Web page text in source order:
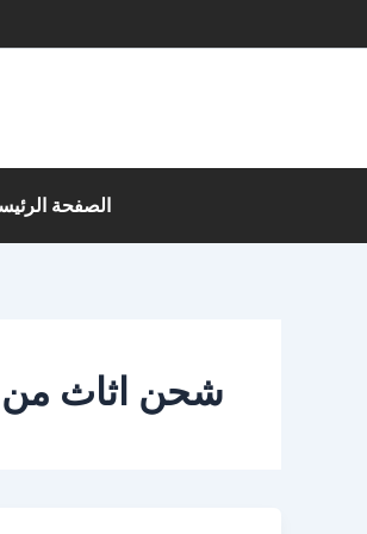
إلى
الصفحة
شحن اثاث من